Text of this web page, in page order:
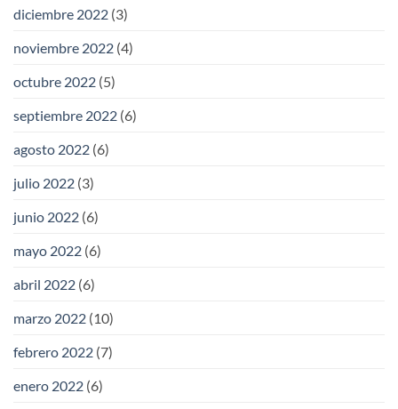
diciembre 2022 (3)
noviembre 2022 (4)
octubre 2022 (5)
septiembre 2022 (6)
agosto 2022 (6)
julio 2022 (3)
junio 2022 (6)
mayo 2022 (6)
abril 2022 (6)
marzo 2022 (10)
febrero 2022 (7)
enero 2022 (6)